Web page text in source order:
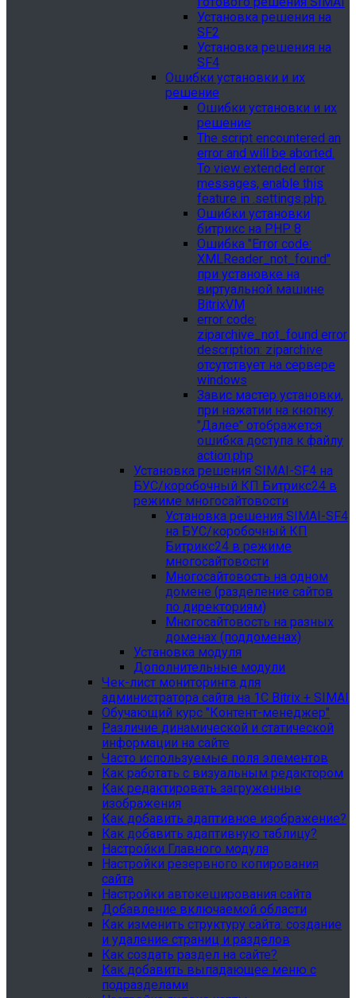
Установка решения на
SF2
Установка решения на
SF4
Ошибки установки и их
решение
Ошибки установки и их
решение
The script encountered an
error and will be aborted.
To view extended error
messages, enable this
feature in .settings.php.
Ошибки установки
битрикс на PHP 8
Ошибка "Error сode:
XMLReader_not_found"
при установке на
виртуальной машине
BitrixVM
error сode:
ziparchive_not_found error
description: ziparchive
отсутствует на сервере
windows
Завис мастер установки,
при нажатии на кнопку
"Далее" отображется
ошибка доступа к файлу
action.php
Установка решения SIMAI-SF4 на
БУС/коробочный КП Битрикс24 в
режиме многосайтовости
Установка решения SIMAI-SF4
на БУС/коробочный КП
Битрикс24 в режиме
многосайтовости
Многосайтовость на одном
домене (разделение сайтов
по директориям)
Многосайтовость на разных
доменах (поддоменах)
Установка модуля
Дополнительные модули
Чек-лист мониторинга для
администратора сайта на 1С Bitrix + SIMAI
Обучающий курс "Контент-менеджер"
Различие динамической и статической
информации на сайте
Часто используемые поля элементов
Как работать с визуальным редактором
Как редактировать загруженные
изображения
Как добавить адаптивное изображение?
Как добавить адаптивную таблицу?
Настройки Главного модуля
Настройки резервного копирования
сайта
Настройки автокеширования сайта
Добавление включаемой области
Как изменить структуру сайта: создание
и удаление страниц и разделов
Как создать раздел на сайте?
Как добавить выпадающее меню с
подразделами